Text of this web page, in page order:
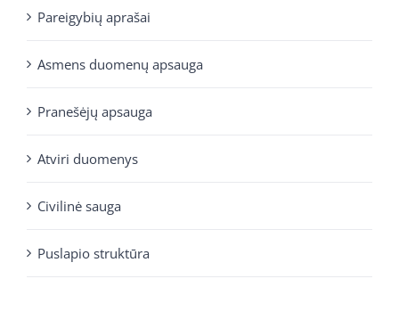
Pareigybių aprašai
Asmens duomenų apsauga
Pranešėjų apsauga
Atviri duomenys
Civilinė sauga
Puslapio struktūra